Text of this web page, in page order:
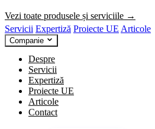
Vezi toate produsele și serviciile →
Servicii Expertiză Proiecte UE Articole
Companie
Despre
Servicii
Expertiză
Proiecte UE
Articole
Contact